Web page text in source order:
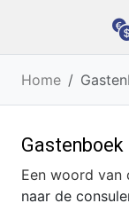
Home
Gastenboek
Een woord van
naar de